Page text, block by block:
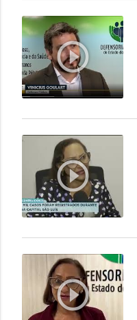
play_circle_outline
play_circle_outline
play_circle_outline